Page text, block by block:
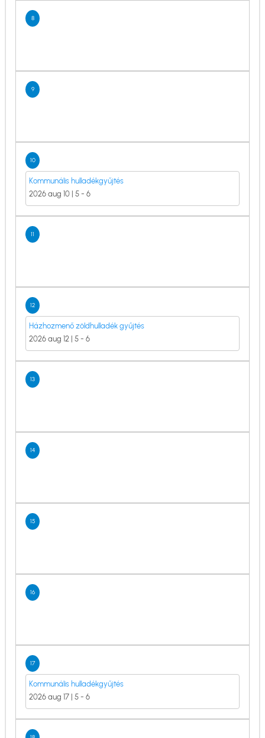
8
9
10
Kommunális hulladékgyűjtés
2026 aug 10 | 5 - 6
11
12
Házhozmenő zöldhulladék gyűjtés
2026 aug 12 | 5 - 6
13
14
15
16
17
Kommunális hulladékgyűjtés
2026 aug 17 | 5 - 6